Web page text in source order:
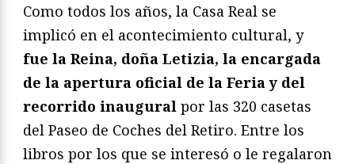
Como todos los años, la Casa Real se
implicó en el acontecimiento cultural, y
fue la Reina, doña Letizia, la encargada
de la apertura oficial de la Feria y del
recorrido inaugural por las 320 casetas
del Paseo de Coches del Retiro. Entre los
libros por los que se interesó o le regalaron